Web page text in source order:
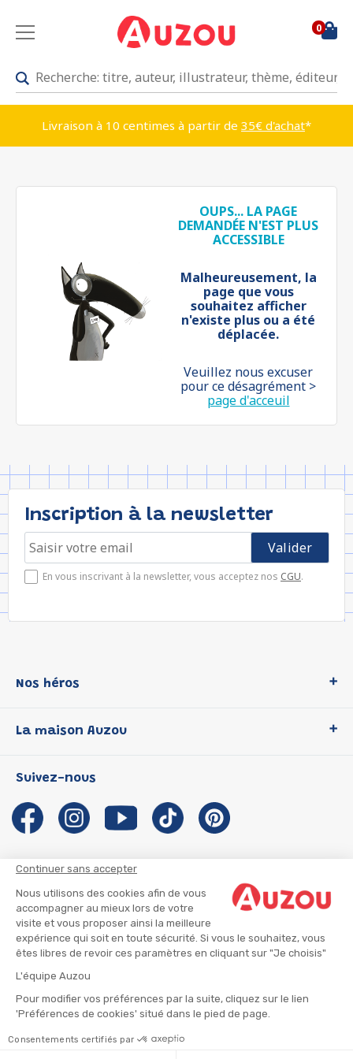
Continuer sans accepter
Nous utilisons des cookies afin de vous
accompagner au mieux lors de votre
visite et vous proposer ainsi la meilleure
expérience qui soit en toute sécurité. Si vous le souhaitez, vous
êtes libres de revoir ces paramètres en cliquant sur "Je choisis"
L'équipe Auzou
Pour modifier vos préférences par la suite, cliquez sur le lien
'Préférences de cookies' situé dans le pied de page.
Consentements certifiés par
0
Livraison à 10 centimes à partir de 35€ d'achat*
OUPS... LA PAGE
DEMANDÉE N'EST PLUS
ACCESSIBLE
Malheureusement, la
page que vous
souhaitez afficher
n'existe plus ou a été
déplacée.
Veuillez nous excuser
pour ce désagrément >
page d'acceuil
Inscription à la newsletter
En vous inscrivant à la newsletter, vous acceptez nos CGU.
Nos héros
P'tit Loup
Les Influenceuses
Migali
Petite Taupe
La maison Auzou
Notre histoire
Auzou s'engage
Auteurs et illustrateurs Auzou
Suivre mon colis
Infos consommateur
Suivez-nous
CGU
CGV
Mentions légales
© 2026 - AUZOU |